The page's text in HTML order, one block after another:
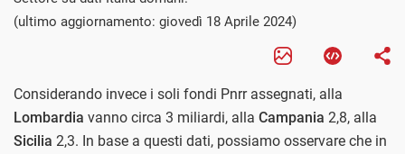
(ultimo aggiornamento: giovedì 18 Aprile 2024)
Considerando invece i soli fondi Pnrr assegnati, alla
Lombardia vanno circa 3 miliardi, alla Campania 2,8, alla
Sicilia 2,3. In base a questi dati, possiamo osservare che in